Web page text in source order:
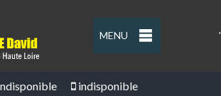
MENU '
indisponible